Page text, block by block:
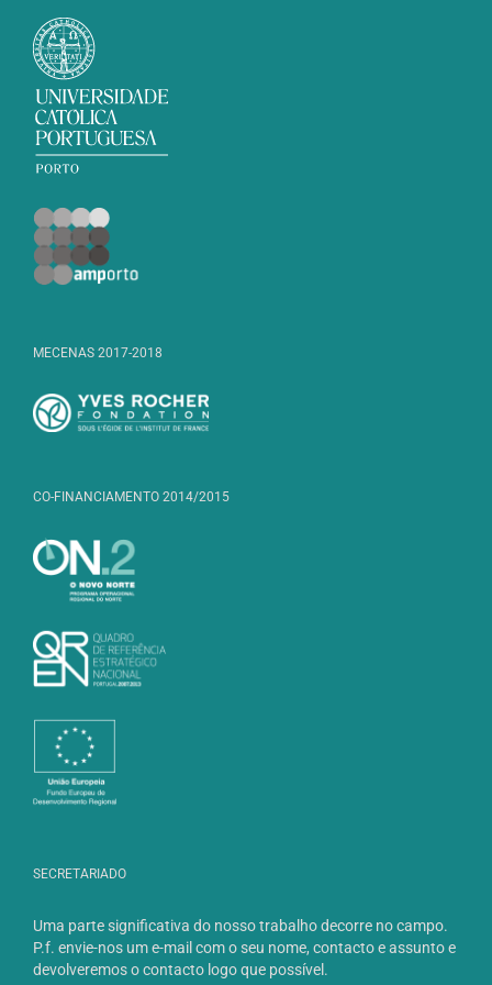
MECENAS 2017-2018
CO-FINANCIAMENTO 2014/2015
SECRETARIADO
Uma parte significativa do nosso trabalho decorre no campo.
P.f. envie-nos um e-mail com o seu nome, contacto e assunto e
devolveremos o contacto logo que possível.